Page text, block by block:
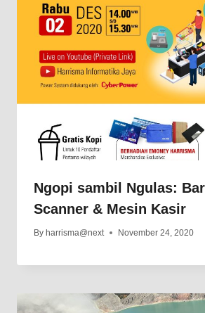
Ngopi sambil Ngulas:
Scanner & Mesin Kasir
By harrisma@next November 24, 2020